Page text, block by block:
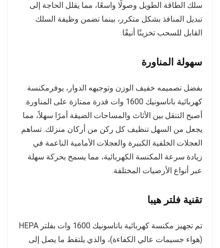
سلك الطاقة الطويل وصولًا واسعًا، مما يقلل الحاجة إلى
تبديل المنافذ بشكل متكرر، بينما تضمن وظيفة السلك
القابل للسحب تخزينًا أنيقًا.
سهولة المناورة
بفضل تصميمه خفيف الوزن وتوجيهه الدوار، يوفرمكنسة
كهربائية باناسونيك 1600 وات قدرة ممتازة على المناورة.
أصبح التنقل بين الأثاث والمساحات الضيقة أمرًا سهلاً، مما
يجعل من السهل تنظيف كل ركن من أركان منزلك. تساهم
العجلات الخلفية الكبيرة والعجلات الأمامية الناعمة في
زيادة سرعة المكنسة الكهربائية، مما يسمح بحركة سهلة
عبر أنواع الأرضيات المختلفة.
تقنية فلتر هيبا
تم تجهيز مكنسة كهربائية باناسونيك 1600 وات بفلتر HEPA
(هواء جسيمات عالي الكفاءة)، والذي يلتقط ما يصل إلى